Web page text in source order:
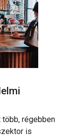
régebben
is